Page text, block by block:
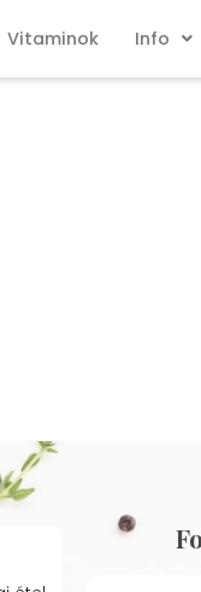
Vitaminok Info